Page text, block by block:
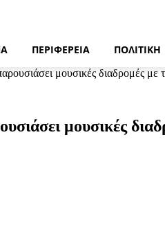
ΠΕΡΙΦΈΡΕΙΑ ΠΟΛΙΤΙΚΉ
μουσικές διαδρομές με
μουσικές